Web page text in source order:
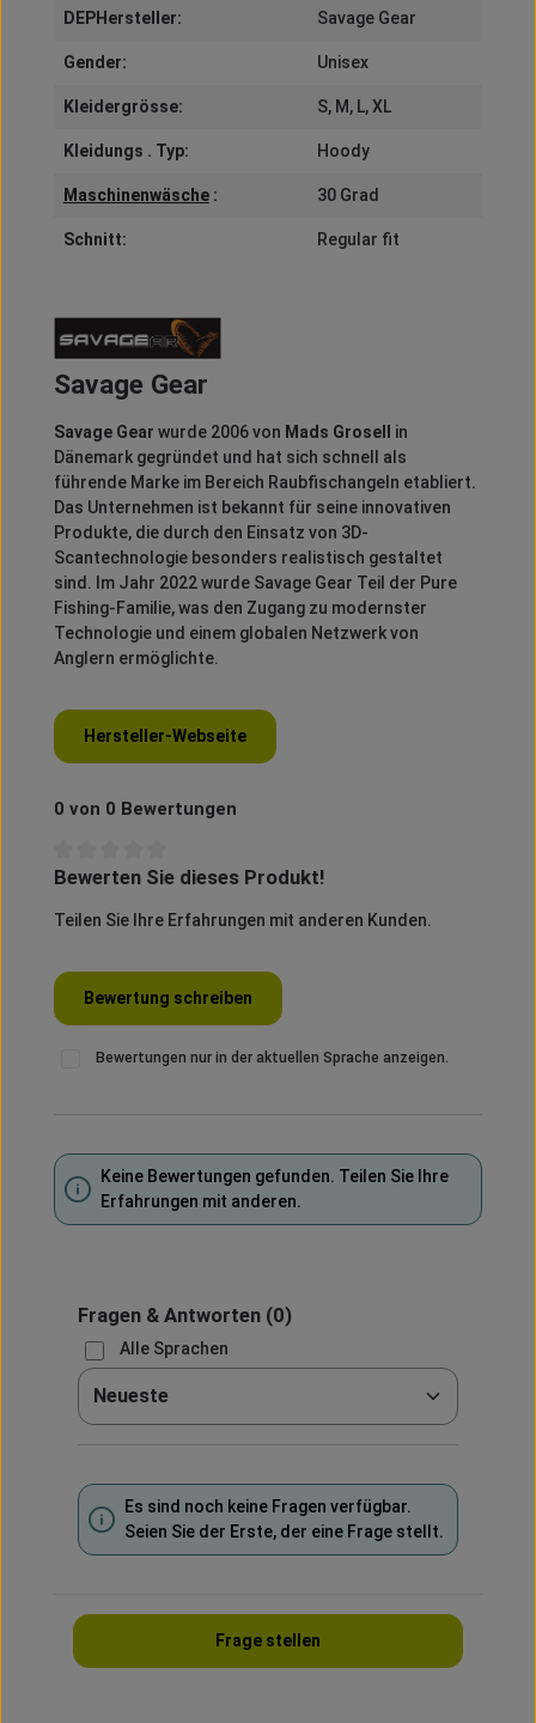
DEPHersteller: Savage Gear
Gender: Unisex
Kleidergrösse: S, M, L, XL
Kleidungs . Typ: Hoody
Maschinenwäsche: 30 Grad
Schnitt: Regular fit
Savage Gear
Savage Gear wurde 2006 von Mads Grosell
in
Dänemark gegründet und hat sich schnell als
führende Marke im Bereich Raubfischangeln etabliert.
Das Unternehmen ist bekannt für seine innovativen
Produkte, die durch den Einsatz von 3D-
Scantechnologie besonders realistisch gestaltet
sind.
Im Jahr 2022 wurde Savage Gear Teil der Pure
Fishing-Familie, was den Zugang zu modernster
Technologie und einem globalen Netzwerk von
Anglern ermöglichte.
Hersteller-Webseite
0 von 0 Bewertungen
Durchschnittliche Bewertung von 0 von 5 Sternen
Bewerten Sie dieses Produkt!
Teilen Sie Ihre Erfahrungen mit anderen Kunden.
Bewertung schreiben
Bewertungen nur in der aktuellen Sprache anzeigen.
Keine Bewertungen gefunden. Teilen Sie Ihre
Erfahrungen mit anderen.
Fragen & Antworten(0)
Alle Sprachen
Sortieren nach
Es sind noch keine Fragen verfügbar.
Seien Sie der Erste, der eine Frage stellt.
Frage stellen